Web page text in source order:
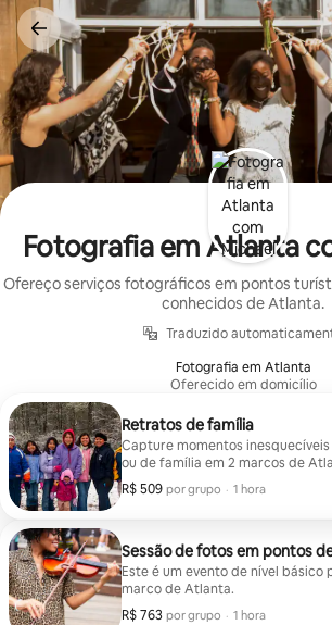
Pular
para
o
conteúdo
Fotografia em Atlanta
Ofereço serviços fotográficos em pontos
conhecidos de Atlanta.
Traduzido
Fotografia em Atlanta
Oferecido em domicílio
Retratos de família
Capture momentos
ou de família em 2 marcos de
R$ 509 por grupo
R$ 509 por grupo
, · 1 hora
Sessão de fotos em pontos
Este é um evento de nível
marco de Atlanta.
R$ 763 por grupo
R$ 763 por grupo
, · 1 hora